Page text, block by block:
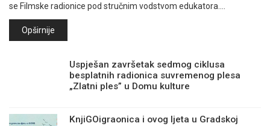
se Filmske radionice pod stručnim vodstvom edukatora.…
Opširnije
Uspješan završetak sedmog ciklusa
besplatnih radionica suvremenog plesa
„Zlatni ples” u Domu kulture
KnjiGOigraonica i ovog ljeta u Gradskoj